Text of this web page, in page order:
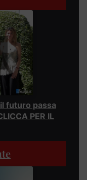
futuro passa
PER IL